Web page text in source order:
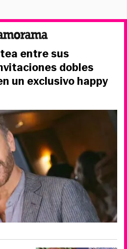
entre sus
dobles
un exclusivo happy